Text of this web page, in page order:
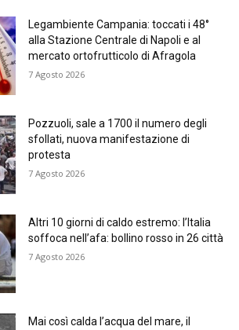
Legambiente Campania: toccati i 48°
alla Stazione Centrale di Napoli e al
mercato ortofrutticolo di Afragola
7 Agosto 2026
Pozzuoli, sale a 1700 il numero degli
sfollati, nuova manifestazione di
protesta
7 Agosto 2026
Altri 10 giorni di caldo estremo: l’Italia
soffoca nell’afa: bollino rosso in 26 città
7 Agosto 2026
Mai così calda l’acqua del mare, il